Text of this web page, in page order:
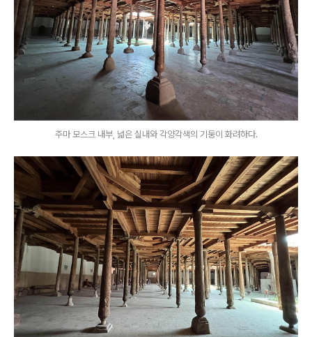
주마 모스크 내부, 넓은 실내와 각양각색의 기둥이 화려하다.